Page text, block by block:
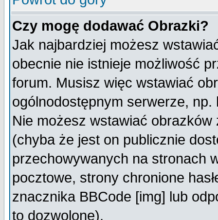
Czy mogę dodawać Obrazki?
Jak najbardziej możesz
obecnie nie istnieje możliwość
forum. Musisz więc wstawiać
ogólnodostępnym serwerze,
Nie możesz wstawiać
(chyba że jest on publicznie
przechowywanych na stronach
pocztowe, strony chronione
znacznika BBCode [img] lub
to dozwolone).